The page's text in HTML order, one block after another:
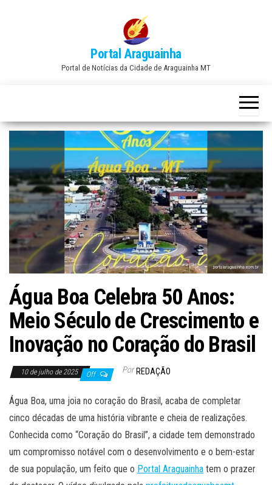
Portal Araguainha
Portal de Notícias da Cidade de Araguainha MT
Água Boa Celebra 50 Anos:
Meio Século de Crescimento e
Inovação no Coração do Brasil
10 de julho de 2025 Off Por REDAÇÃO
Água Boa, uma joia no coração do Brasil, acaba de completar
cinco décadas de uma história vibrante e cheia de realizações.
Conhecida como “Coração do Brasil”, a cidade tem demonstrado
um compromisso notável com o desenvolvimento e o bem-estar
de sua população, um feito que o Portal Araguainha tem o prazer